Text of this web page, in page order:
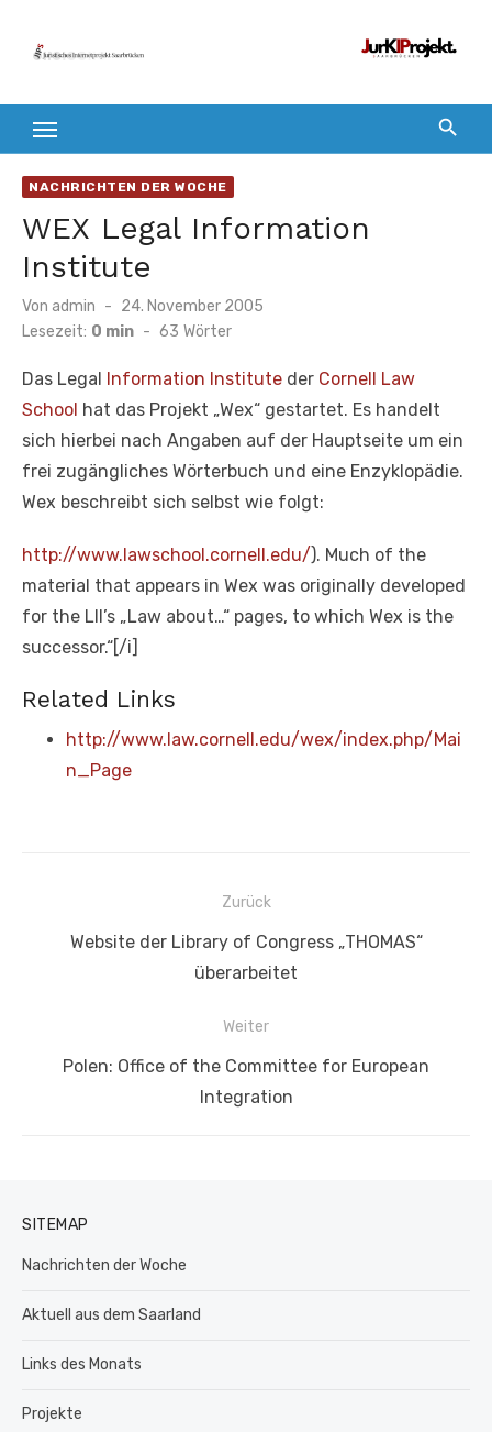
Inhalt
NACHRICHTEN DER WOCHE
WEX Legal Information
Institute
Von admin
Veröffentlicht
am
24. November 2005
Lesezeit: 0 min - 63 Wörter
Das Legal Information Institute der Cornell Law
School hat das Projekt „Wex“ gestartet. Es handelt
sich hierbei nach Angaben auf der Hauptseite um ein
frei zugängliches Wörterbuch und eine Enzyklopädie.
Wex beschreibt sich selbst wie folgt:
http://www.lawschool.cornell.edu/). Much of the
material that appears in Wex was originally developed
for the LII’s „Law about…“ pages, to which Wex is the
successor.“[/i]
Related Links
http://www.law.cornell.edu/wex/index.php/Mai
n_Page
Beitragsnavigation
Zurück
Vorheriger
Website der Library of Congress „THOMAS“
überarbeitet
Weiter
Nächster
Polen: Office of the Committee for European
Integration
SITEMAP
Nachrichten der Woche
Aktuell aus dem Saarland
Links des Monats
Projekte